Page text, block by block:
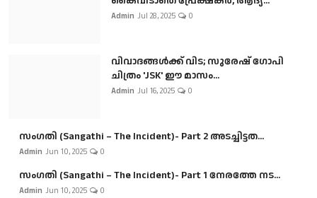
Admin Jul 28, 2025 0
വിവാദങ്ങൾക്ക് വിട; സുരേഷ് ഗോപി
ചിത്രം 'JSK' ഈ മാസം...
Admin Jul 16, 2025 0
സംഗതി (Sangathi – The Incident)- Part 2 അടച്ചിട്ടത...
Admin Jun 10, 2025 0
സംഗതി (Sangathi – The Incident)- Part 1 നേരത്തേ നട...
Admin Jun 10, 2025 0